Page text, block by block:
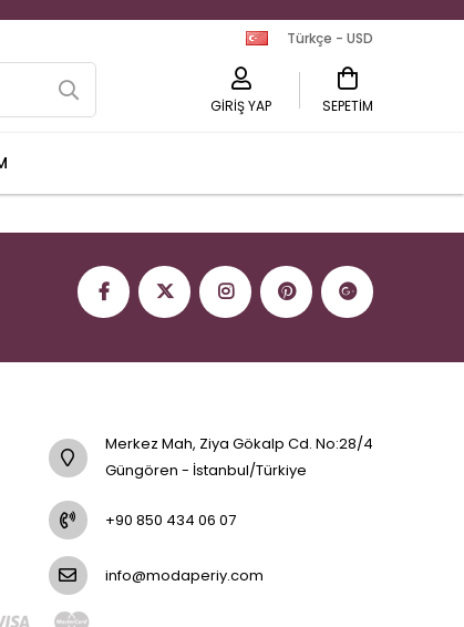
Türkçe - USD
SEPETIM
GİRİŞ YAP
Merkez Mah, Ziya Gökalp Cd. No:28/4
Güngören - İstanbul/Türkiye
+90 850 434 06 07
info@modaperiy.com